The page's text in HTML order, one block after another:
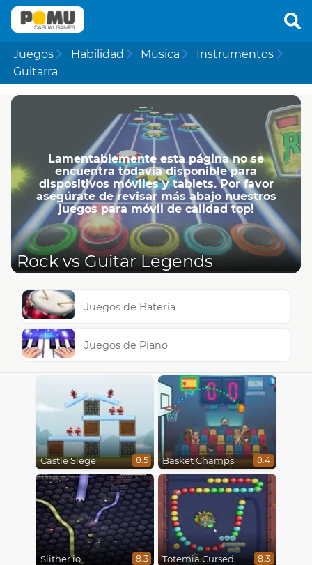
Juegos Habilidad Música
Instrumentos
Guitarra
Lamentablemente esta página no se
encuentra todavía disponible para
dispositivos móviles y tablets. Por favor
asegúrate de revisar más abajo nuestros
juegos para móvil de calidad top!
Rock vs Guitar Legends
Juegos de Batería
Juegos de Piano
Castle Siege 8.5 Basket Champs 8.4
Slither.io 8.3 Totemia Cursed Marbles 8.3